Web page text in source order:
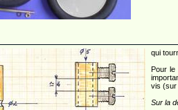
qui
Pour le
vis (sur
Sur la